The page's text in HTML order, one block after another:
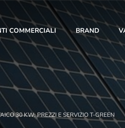
COMMERCIALI BRAND
30 KW: PREZZI E SERVIZIO T-GREEN